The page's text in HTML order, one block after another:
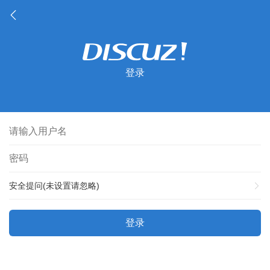
登录
安全提问(未设置请忽略)
登录